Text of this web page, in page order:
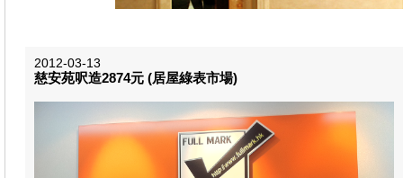
2012-03-13
慈安苑呎造2874元 (居屋綠表市場​)